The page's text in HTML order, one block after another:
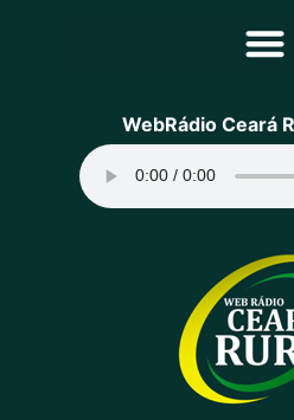
Principal
Equipe
Contato
Sobre
WebRádio Ceará